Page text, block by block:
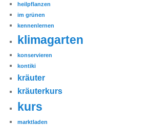
heilpflanzen
im grünen
kennenlernen
klimagarten
konservieren
kontiki
kräuter
kräuterkurs
kurs
marktladen